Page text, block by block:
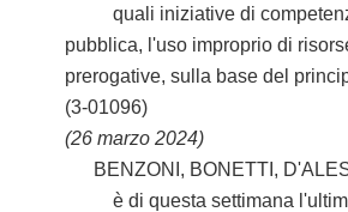
quali iniziative di competenza
pubblica, l'uso improprio di
prerogative, sulla base del
(3-01096)
(26 marzo 2024)
BENZONI, BONETTI,
è di questa settimana l'ultimo